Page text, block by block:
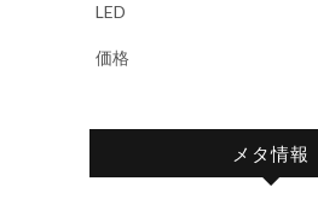
LED
価格
メタ情報